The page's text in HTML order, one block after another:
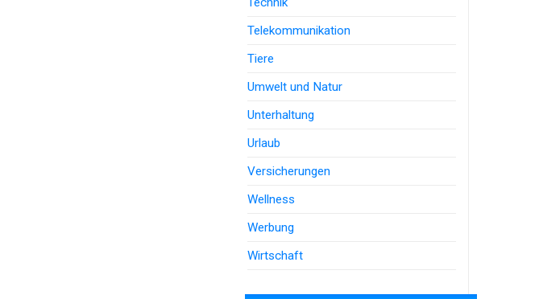
Telekommunikation
Tiere
Umwelt und Natur
Unterhaltung
Urlaub
Versicherungen
Wellness
Werbung
Wirtschaft